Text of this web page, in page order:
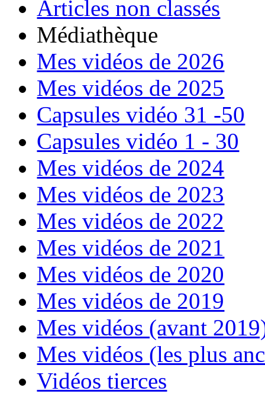
Articles non classés
Médiathèque
Mes vidéos de 2026
Mes vidéos de 2025
Capsules vidéo 31 -50
Capsules vidéo 1 - 30
Mes vidéos de 2024
Mes vidéos de 2023
Mes vidéos de 2022
Mes vidéos de 2021
Mes vidéos de 2020
Mes vidéos de 2019
Mes vidéos (avant
Mes vidéos (les plus
Vidéos tierces